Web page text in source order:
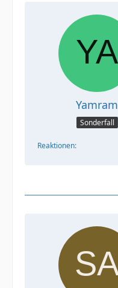
Yamram
Sonderfall
Reaktionen